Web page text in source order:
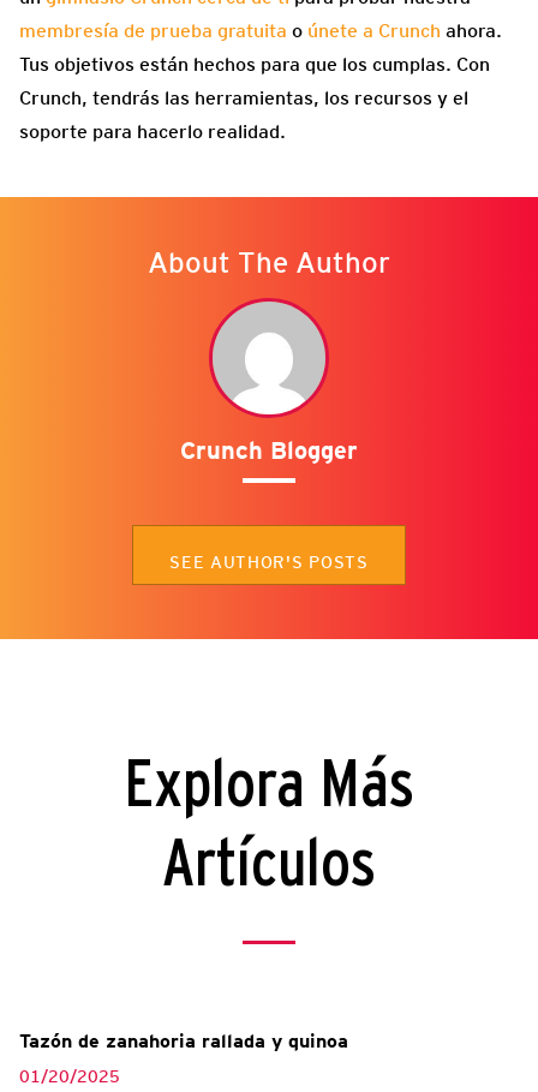
membresía de prueba gratuita o únete a Crunch ahora.
Tus objetivos están hechos para que los cumplas. Con
Crunch, tendrás las herramientas, los recursos y el
soporte para hacerlo realidad.
About The Author
Crunch Blogger
SEE AUTHOR'S POSTS
Explora Más
Artículos
Tazón de zanahoria rallada y quinoa
01/20/2025